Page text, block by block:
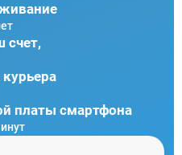
счет,
платы смартфона